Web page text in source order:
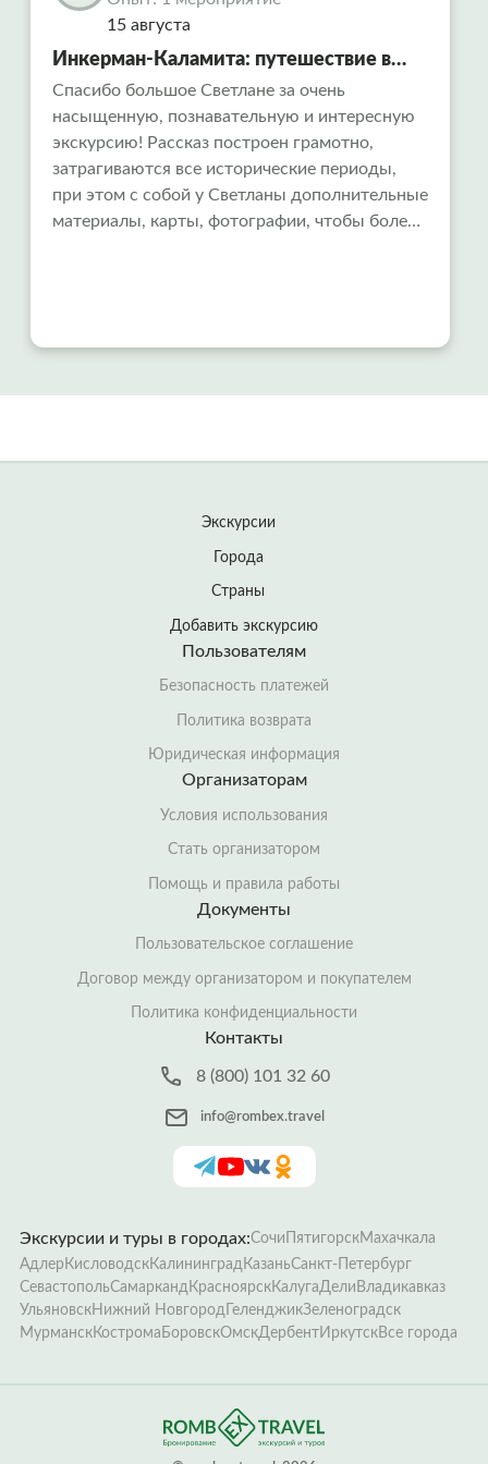
индивидуальный поход или на индивидуальную
15 августа
Инкерман-Каламита: путешествие в
«Русский Афон» и тайны
средневековой крепости
Спасибо большое Светлане за очень
насыщенную, познавательную и интересную
экскурсию! Рассказ построен грамотно,
затрагиваются все исторические периоды,
при этом с собой у Светланы дополнительные
материалы, карты, фотографии, чтобы более
Экскурсии
Города
Страны
Добавить экскурсию
Пользователям
Безопасность платежей
Политика возврата
Юридическая информация
Организаторам
Условия использования
Стать организатором
Помощь и правила работы
Документы
Пользовательское соглашение
Договор между организатором и покупателем
Политика конфиденциальности
Контакты
8 (800) 101 32 60
info@rombex.travel
Экскурсии и туры в городах:Сочи ПятигорскМахачкала
Адлер КисловодскКалининград КазаньСанкт-Петербург
СевастопольСамарканд КрасноярскКалугаДели Владикавказ
УльяновскНижний Новгород ГеленджикЗеленоградск
МурманскКострома БоровскОмскДербентИркутскВсе города